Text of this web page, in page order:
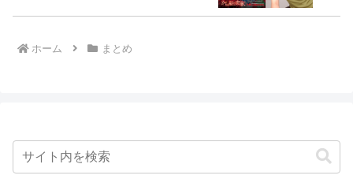
ホーム まとめ